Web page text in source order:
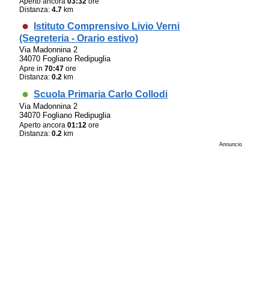
Distanza:4.7 km
Istituto Comprensivo Livio Verni
(Segreteria - Orario estivo)
Via Madonnina 2
34070 Fogliano Redipuglia
Apre in70:47 ore
Distanza:0.2 km
Scuola Primaria Carlo Collodi
Via Madonnina 2
34070 Fogliano Redipuglia
Aperto ancora01:12 ore
Distanza:0.2 km
Annuncio